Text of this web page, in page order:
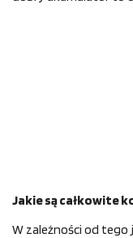
Jakie są całkowite
W zależności od